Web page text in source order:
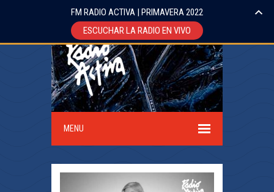
MENU
FM RADIO ACTIVA | PRIMAVERA 2022
ESCUCHAR LA RADIO EN VIVO